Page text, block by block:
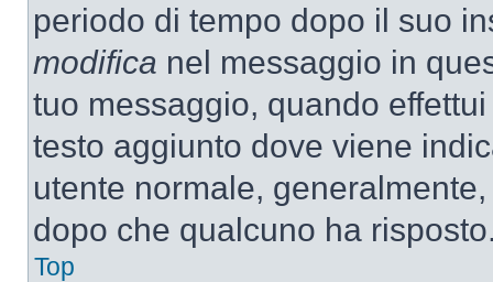
periodo di tempo dopo il suo
modifica nel messaggio in
tuo messaggio, quando
testo aggiunto dove viene
utente normale,
dopo che qualcuno ha
Top